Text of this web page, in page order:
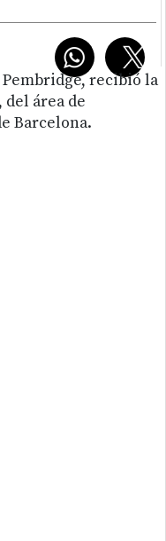
recibió la
del área de
Barcelona.